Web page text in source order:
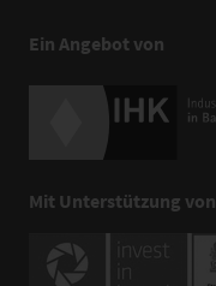
Ein Angebot von
Mit Unterstützung von